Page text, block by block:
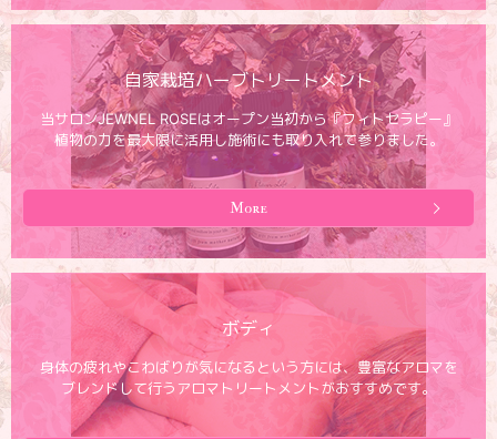
自家栽培ハーブトリートメント
当サロンJEWNEL ROSEはオープン当初から『フィトセラピー』
植物の力を最大限に活用し施術にも取り入れて参りました。
More
ボディ
身体の疲れやこわばりが気になるという方には、豊富なアロマを
ブレンドして行うアロマトリートメントがおすすめです。